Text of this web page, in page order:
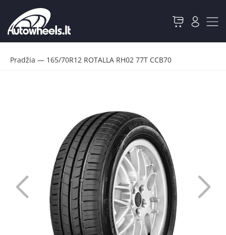
Pradžia — 165/70R12 ROTALLA RH02 77T CCB70